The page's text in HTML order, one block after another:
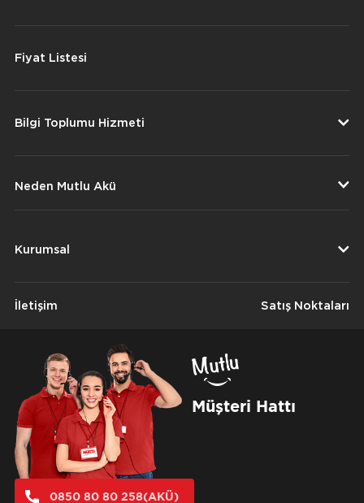
Fiyat Listesi
Bilgi Toplumu Hizmeti
Neden Mutlu Akü
Kurumsal
İletişim Satış Noktaları
Müşteri Hattı
0850 80 80 258(AKÜ)